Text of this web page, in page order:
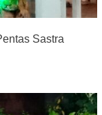
Sastra